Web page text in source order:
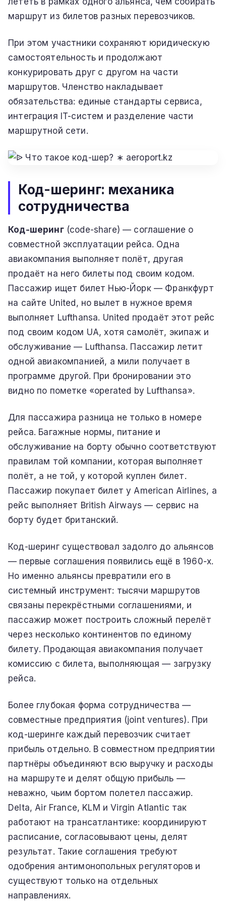
маршрут из билетов разных перевозчиков.
При этом участники сохраняют юридическую
самостоятельность и продолжают
конкурировать друг с другом на части
маршрутов. Членство накладывает
обязательства: единые стандарты сервиса,
интеграция IT-систем и разделение части
маршрутной сети.
Код-шеринг: механика
сотрудничества
Код-шеринг(code-share) — соглашение о
совместной эксплуатации рейса. Одна
авиакомпания выполняет полёт, другая
продаёт на него билеты под своим кодом.
Пассажир ищет билет Нью-Йорк — Франкфурт
на сайте United, но вылет в нужное время
выполняет Lufthansa. United продаёт этот рейс
под своим кодом UA, хотя самолёт, экипаж и
обслуживание — Lufthansa. Пассажир летит
одной авиакомпанией, а мили получает в
программе другой. При бронировании это
видно по пометке «operated by Lufthansa».
Для пассажира разница не только в номере
рейса. Багажные нормы, питание и
обслуживание на борту обычно соответствуют
правилам той компании, которая выполняет
полёт, а не той, у которой куплен билет.
Пассажир покупает билет у American Airlines, а
рейс выполняет British Airways — сервис на
борту будет британский.
Код-шеринг существовал задолго до альянсов
— первые соглашения появились ещё в 1960-х.
Но именно альянсы превратили его в
системный инструмент: тысячи маршрутов
связаны перекрёстными соглашениями, и
пассажир может построить сложный перелёт
через несколько континентов по единому
билету. Продающая авиакомпания получает
комиссию с билета, выполняющая — загрузку
рейса.
Более глубокая форма сотрудничества —
совместные предприятия (joint ventures). При
код-шеринге каждый перевозчик считает
прибыль отдельно. В совместном предприятии
партнёры объединяют всю выручку и расходы
на маршруте и делят общую прибыль —
неважно, чьим бортом полетел пассажир.
Delta, Air France, KLM и Virgin Atlantic так
работают на трансатлантике: координируют
расписание, согласовывают цены, делят
результат. Такие соглашения требуют
одобрения антимонопольных регуляторов и
существуют только на отдельных
направлениях.